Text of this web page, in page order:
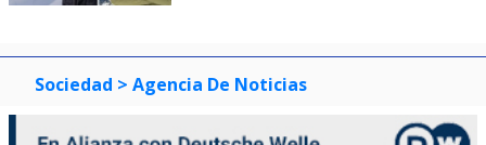
Sociedad > Agencia De Noticias